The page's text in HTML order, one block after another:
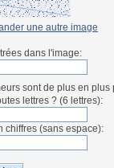
une autre image
dans l'image:
sont de plus en
lettres ? (6 lettres):
chiffres (sans espace):